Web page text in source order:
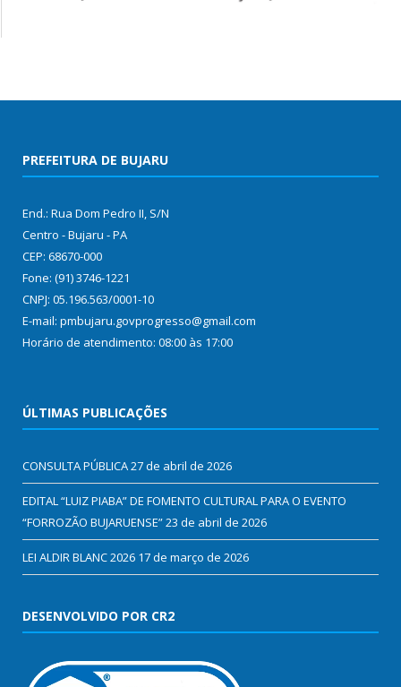
PREFEITURA DE BUJARU
End.: Rua Dom Pedro II, S/N
Centro - Bujaru - PA
CEP: 68670-000
Fone: (91) 3746-1221
CNPJ: 05.196.563/0001-10
E-mail: pmbujaru.govprogresso@gmail.com
Horário de atendimento: 08:00 às 17:00
ÚLTIMAS PUBLICAÇÕES
CONSULTA PÚBLICA27 de abril de 2026
EDITAL “LUIZ PIABA” DE FOMENTO CULTURAL PARA O EVENTO
“FORROZÃO BUJARUENSE”23 de abril de 2026
LEI ALDIR BLANC 2026 17 de março de 2026
DESENVOLVIDO POR CR2